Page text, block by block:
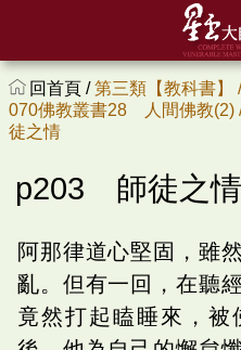
回首頁 /第三類【教科書】
070佛教叢書28 人間佛教(2)
徒之情
p203 師徒之情
阿那律道心堅固，雖
亂。但有一回，在聽
竟然打起瞌睡來，被